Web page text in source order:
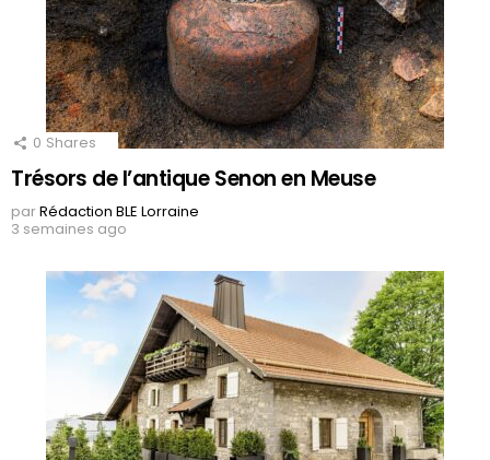
0 Shares
Trésors de l’antique Senon en Meuse
parRédaction BLE Lorraine
3 semaines ago